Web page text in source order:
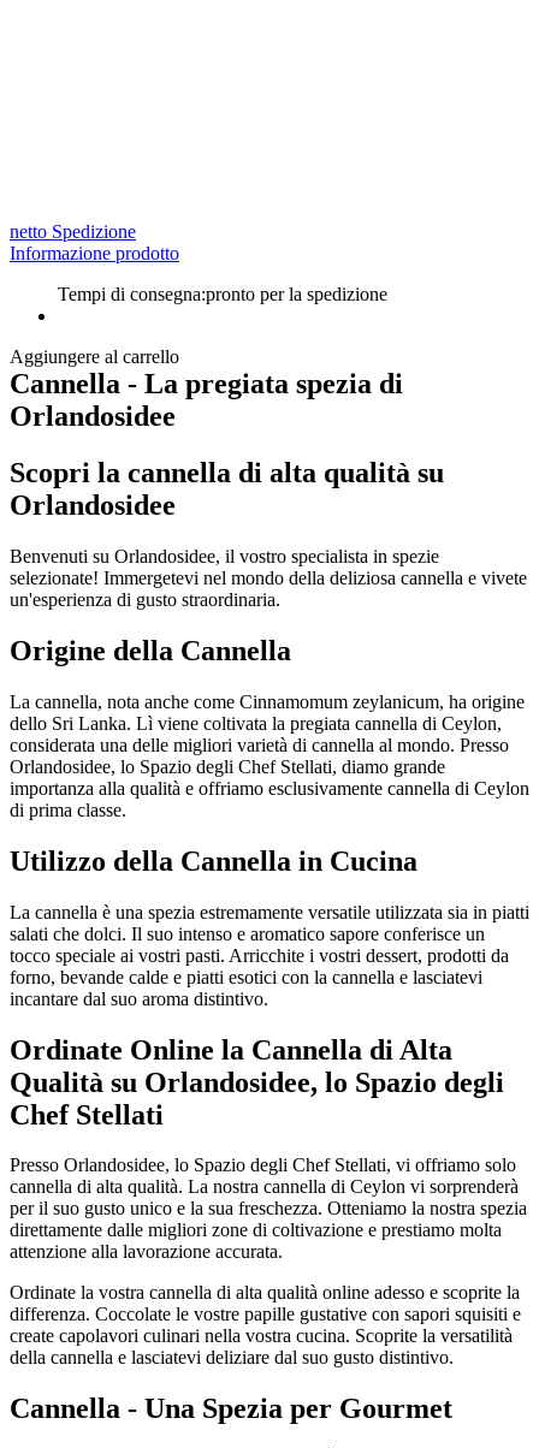
netto Spedizione
Informazione prodotto
Tempi di consegna:pronto per la spedizione
Aggiungere al carrello
Cannella - La pregiata spezia di
Orlandosidee
Scopri la cannella di alta qualità su
Orlandosidee
Benvenuti su Orlandosidee, il vostro specialista in spezie
selezionate! Immergetevi nel mondo della deliziosa cannella e vivete
un'esperienza di gusto straordinaria.
Origine della Cannella
La cannella, nota anche come Cinnamomum zeylanicum, ha origine
dello Sri Lanka. Lì viene coltivata la pregiata cannella di Ceylon,
considerata una delle migliori varietà di cannella al mondo. Presso
Orlandosidee, lo Spazio degli Chef Stellati, diamo grande
importanza alla qualità e offriamo esclusivamente cannella di Ceylon
di prima classe.
Utilizzo della Cannella in Cucina
La cannella è una spezia estremamente versatile utilizzata sia in piatti
salati che dolci. Il suo intenso e aromatico sapore conferisce un
tocco speciale ai vostri pasti. Arricchite i vostri dessert, prodotti da
forno, bevande calde e piatti esotici con la cannella e lasciatevi
incantare dal suo aroma distintivo.
Ordinate Online la Cannella di Alta
Qualità su Orlandosidee, lo Spazio degli
Chef Stellati
Presso Orlandosidee, lo Spazio degli Chef Stellati, vi offriamo solo
cannella di alta qualità. La nostra cannella di Ceylon vi sorprenderà
per il suo gusto unico e la sua freschezza. Otteniamo la nostra spezia
direttamente dalle migliori zone di coltivazione e prestiamo molta
attenzione alla lavorazione accurata.
Ordinate la vostra cannella di alta qualità online adesso e scoprite la
differenza. Coccolate le vostre papille gustative con sapori squisiti e
create capolavori culinari nella vostra cucina. Scoprite la versatilità
della cannella e lasciatevi deliziare dal suo gusto distintivo.
Cannella - Una Spezia per Gourmet